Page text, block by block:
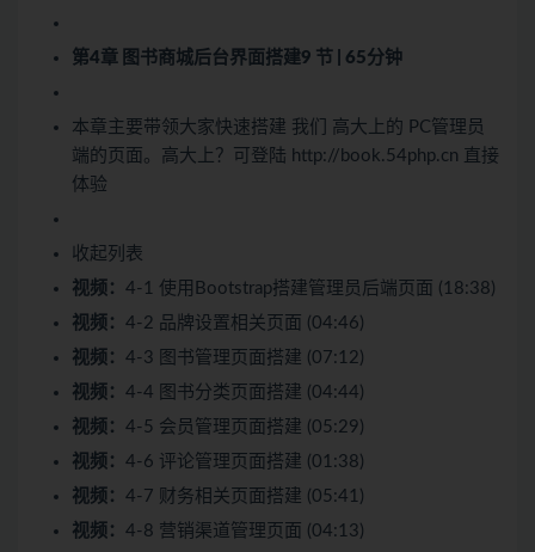
第4章 图书商城后台界面搭建9 节 | 65分钟
本章主要带领大家快速搭建 我们 高大上的 PC管理员
端的页面。高大上？可登陆 http://book.54php.cn 直接
体验
收起列表
视频： 4-1 使用Bootstrap搭建管理员后端页面 (18:38)
视频： 4-2 品牌设置相关页面 (04:46)
视频： 4-3 图书管理页面搭建 (07:12)
视频： 4-4 图书分类页面搭建 (04:44)
视频： 4-5 会员管理页面搭建 (05:29)
视频： 4-6 评论管理页面搭建 (01:38)
视频： 4-7 财务相关页面搭建 (05:41)
视频： 4-8 营销渠道管理页面 (04:13)